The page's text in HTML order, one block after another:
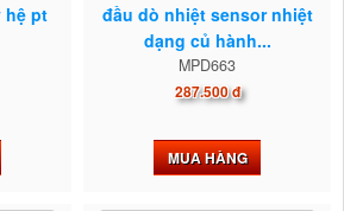
hệ pt
đầu dò nhiệt sensor nhiệt
dạng củ hành...
MPD663
287.500 đ
MUA HÀNG